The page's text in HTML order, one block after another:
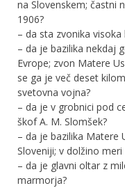
na Slovenskem; častni
1906?
– da sta zvonika visoka
– da je bazilika nekdaj
Evrope; zvon Matere
se ga je več deset
svetovna vojna?
– da je v grobnici pod
škof A. M. Slomšek?
– da je bazilika Matere
Sloveniji; v dolžino meri
– da je glavni oltar z
marmorja?